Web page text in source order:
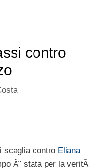
contro
scaglia contro Eliana
Ã¨ stata per la veritÃ